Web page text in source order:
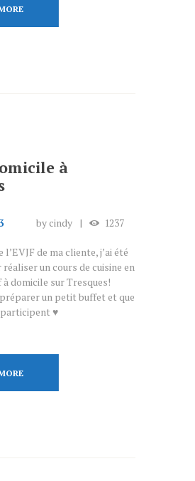
à
bycindy 1237
l’EVJF de ma cliente, j’ai été
un cours de cuisine en
domicile sur Tresques!
préparer un petit buffet et que
♥